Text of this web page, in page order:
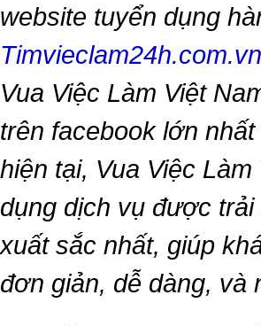
website tuyển dụng
Timvieclam24h.com.vn
Vua Việc Làm Việt
trên facebook lớn
hiện tại, Vua Việc Làm
dụng dịch vụ được
xuất sắc nhất, giúp
đơn giản, dễ dàng, và